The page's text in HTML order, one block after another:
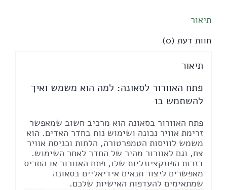
תיאור
חוות דעת (0)
תיאור
פתח האוורור לסאונה: למה הוא משמש ואיך
להשתמש בו
פתח האוורור בסאונה הוא מרכיב חשוב שמאפשר
זרימת אוויר נכונה ושימוש נוח בחדר האדים. הוא
משמש לוויסות הטמפרטורה, הלחות וכניסת אוויר
צח, וגם לאוורור מהיר של החדר לאחר השימוש.
בזכות הפונקציונליות שלו, פתח האוורור או התריס
מאפשרים ליצור תנאים אידיאליים בסאונה
שמתאימים להעדפות האישיות שלכם.